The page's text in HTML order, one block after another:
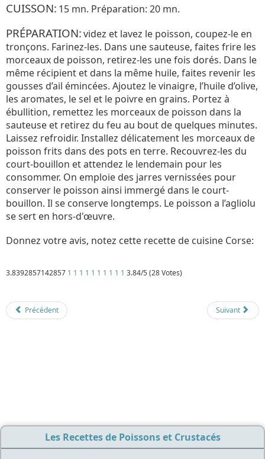
CUISSON: 15 mn. Préparation: 20 mn.
PRÉPARATION:videz et lavez le poisson, coupez-le en
tronçons. Farinez-les. Dans une sauteuse, faites frire les
morceaux de poisson, retirez-les une fois dorés. Dans le
même récipient et dans la même huile, faites revenir les
gousses d’ail émincées. Ajoutez le vinaigre, l’huile d’olive,
les aromates, le sel et le poivre en grains. Portez à
ébullition, remettez les morceaux de poisson dans la
sauteuse et retirez du feu au bout de quelques minutes.
Laissez refroidir. Installez délicatement les morceaux de
poisson frits dans des pots en terre. Recouvrez-les du
court-bouillon et attendez le lendemain pour les
consommer. On emploie des jarres vernissées pour
conserver le poisson ainsi immergé dans le court-
bouillon. Il se conserve longtemps. Le poisson a l’agliolu
se sert en hors-d'œuvre.
Donnez votre avis, notez cette recette de cuisine Corse:
3.8392857142857 1 1 1 1 1 1 1 1 1 1 3.84/5 (28 Votes)
Précédent Suivant
Les Recettes de Poissons et Crustacés